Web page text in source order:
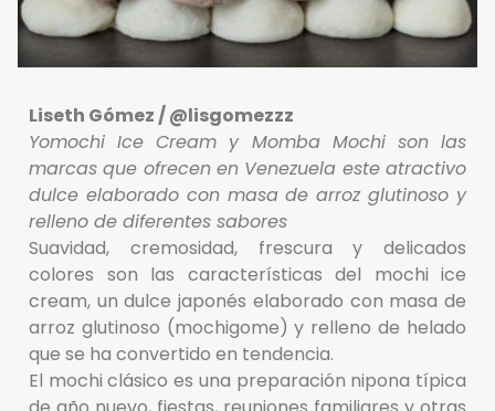
Liseth Gómez / @lisgomezzz
Yomochi Ice Cream y Momba Mochi son las
marcas que ofrecen en Venezuela este atractivo
dulce elaborado con masa de arroz glutinoso y
relleno de diferentes sabores
Suavidad, cremosidad, frescura y delicados
colores son las características del mochi ice
cream, un dulce japonés elaborado con masa de
arroz glutinoso (mochigome) y relleno de helado
que se ha convertido en tendencia.
El mochi clásico es una preparación nipona típica